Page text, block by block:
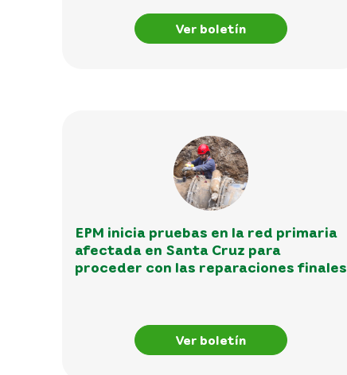
Ver boletín
EPM inicia pruebas en la red primaria
afectada en Santa Cruz para
proceder con las reparaciones finales
Ver boletín